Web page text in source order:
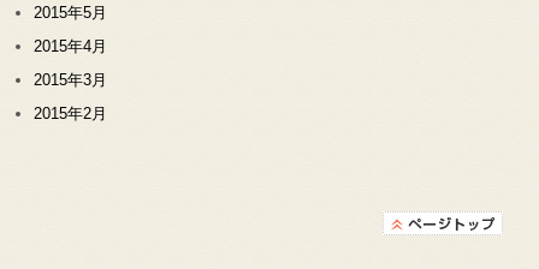
2015年5月
2015年4月
2015年3月
2015年2月